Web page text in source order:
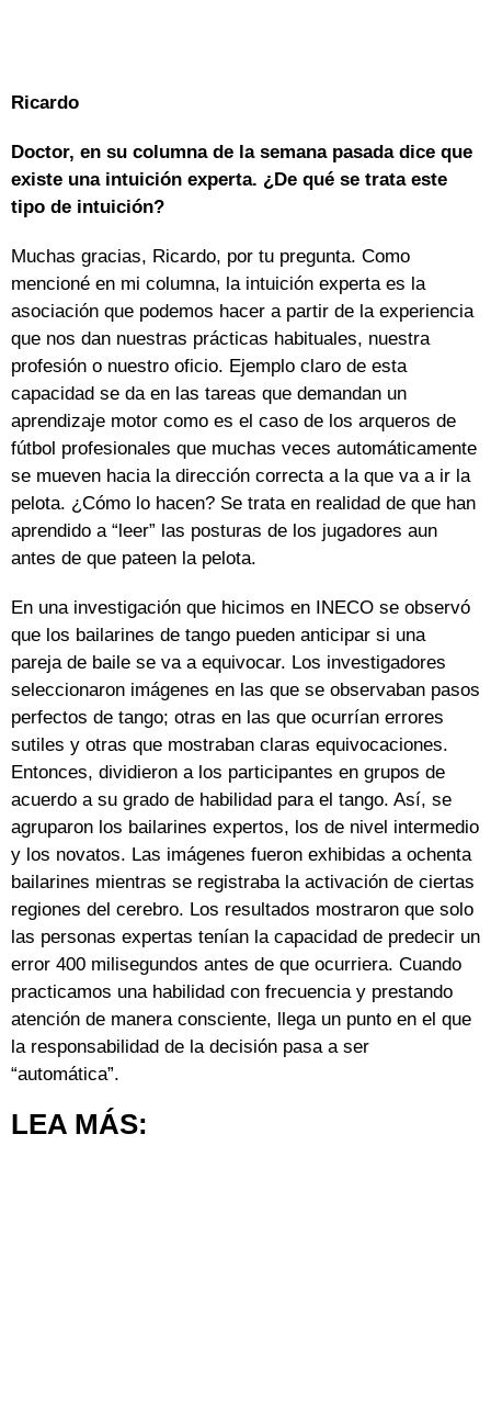
Ricardo
Doctor, en su columna de la semana pasada dice que
existe una intuición experta. ¿De qué se trata este
tipo de intuición?
Muchas gracias, Ricardo, por tu pregunta. Como
mencioné en mi columna, la intuición experta es la
asociación que podemos hacer a partir de la experiencia
que nos dan nuestras prácticas habituales, nuestra
profesión o nuestro oficio. Ejemplo claro de esta
capacidad se da en las tareas que demandan un
aprendizaje motor como es el caso de los arqueros de
fútbol profesionales que muchas veces automáticamente
se mueven hacia la dirección correcta a la que va a ir la
pelota. ¿Cómo lo hacen? Se trata en realidad de que han
aprendido a “leer” las posturas de los jugadores aun
antes de que pateen la pelota.
En una investigación que hicimos en INECO se observó
que los bailarines de tango pueden anticipar si una
pareja de baile se va a equivocar. Los investigadores
seleccionaron imágenes en las que se observaban pasos
perfectos de tango; otras en las que ocurrían errores
sutiles y otras que mostraban claras equivocaciones.
Entonces, dividieron a los participantes en grupos de
acuerdo a su grado de habilidad para el tango. Así, se
agruparon los bailarines expertos, los de nivel intermedio
y los novatos. Las imágenes fueron exhibidas a ochenta
bailarines mientras se registraba la activación de ciertas
regiones del cerebro. Los resultados mostraron que solo
las personas expertas tenían la capacidad de predecir un
error 400 milisegundos antes de que ocurriera. Cuando
practicamos una habilidad con frecuencia y prestando
atención de manera consciente, llega un punto en el que
la responsabilidad de la decisión pasa a ser
“automática”.
LEA MÁS: